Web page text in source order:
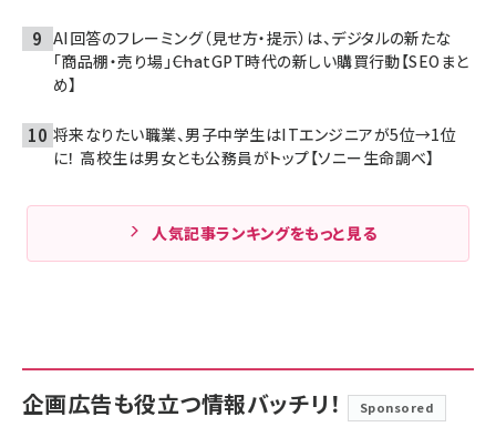
AI回答のフレーミング（見せ方・提示）は、デジタルの新たな
「商品棚・売り場」――ChatGPT時代の新しい購買行動【SEOまと
め】
将来なりたい職業、男子中学生はITエンジニアが5位→1位
に！ 高校生は男女とも公務員がトップ【ソニー生命調べ】
人気記事ランキングをもっと見る
企画広告も役立つ情報バッチリ！ Sponsored